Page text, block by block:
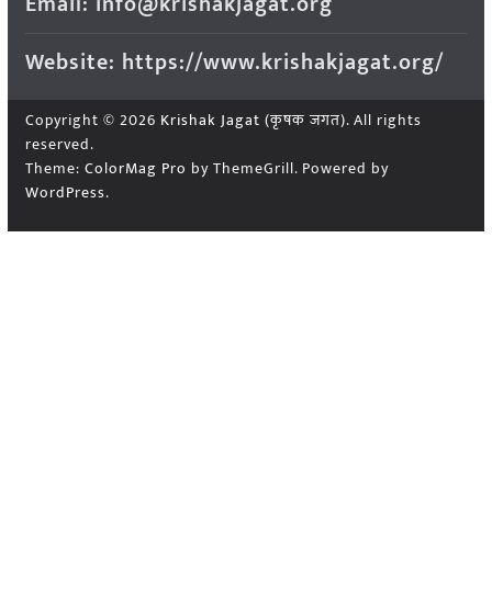
Website: https://www.krishakjagat.org/
Copyright © 2026 Krishak Jagat (कृषक जगत). All rights
reserved.
Theme: ColorMag Pro by ThemeGrill. Powered by
WordPress.